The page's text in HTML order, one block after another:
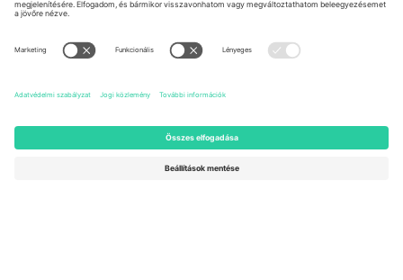
Regus Sofia City West, bul
Bulgaria
UAE Dubai Silicon Oasis, DDP
United Arab Emirates
Mexico
Norte, Cuauhtémoc, 06700